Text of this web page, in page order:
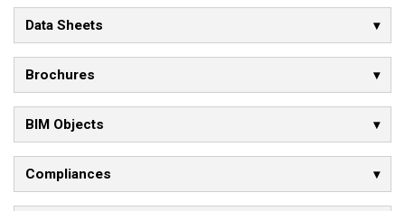
Data Sheets
Brochures
BIM Objects
Compliances